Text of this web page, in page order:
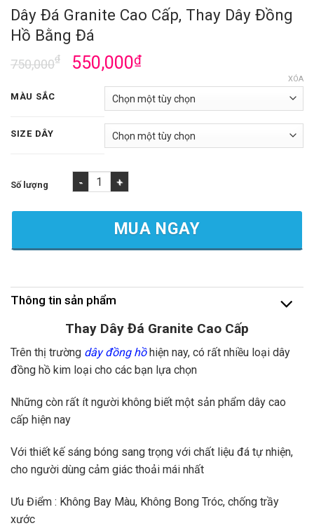
Dây Đá Granite Cao Cấp, Thay Dây Đồng
Hồ Bằng Đá
750,000₫ 550,000₫
MÀU SẮC
SIZE DÂY
XÓA
Dây Đá Granite Cao Cấp, Thay Dây Đồng Hồ Bằng Đá số lượng
MUA NGAY
Thông tin sản phẩm
Thay Dây Đá Granite Cao Cấp
Trên thị trường dây đồng hồhiện nay, có rất nhiều loại dây
đồng hồ kim loại cho các bạn lựa chọn
Những còn rất ít người không biết một sản phẩm dây cao
cấp hiện nay
Với thiết kế sáng bóng sang trọng với chất liệu đá tự nhiện,
cho người dùng cảm giác thoải mái nhất
Ưu Điểm : Không Bay Màu, Không Bong Tróc, chống trầy
xước